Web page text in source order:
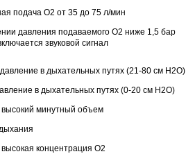
подача О2 от 35 до 75 л/мин
давления подаваемого О2 ниже 1,5 бар
звуковой сигнал
в дыхательных путях (21-80 см H2O)
в дыхательных путях (0-20 см H2O)
высокий минутный объем
концентрация О2